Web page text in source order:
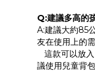
Q:建議多高的
A:建議大約85
友在使用上的需
這款可以放
議使用兒童背包